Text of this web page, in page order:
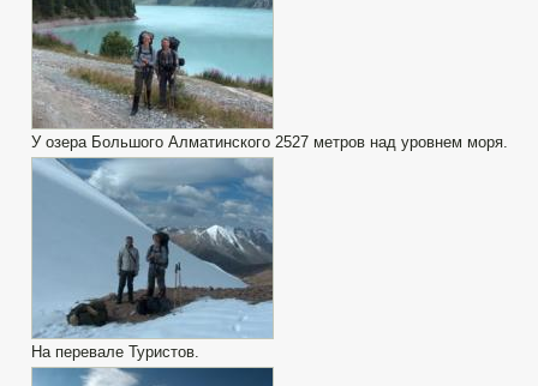
У озера Большого Алматинского 2527 метров над уровнем моря.
На перевале Туристов.